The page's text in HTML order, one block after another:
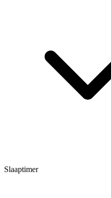
Slaaptimer